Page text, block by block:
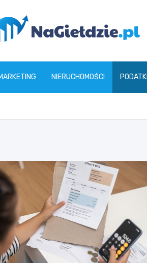
NIERUCHOMOŚCI PODATKI